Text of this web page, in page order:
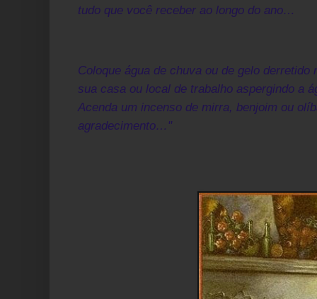
tudo que você receber ao longo do ano…
Coloque água de chuva ou de gelo derretido
sua casa ou local de trabalho aspergindo a
Acenda um incenso de mirra, benjoim ou
agradecimento…"